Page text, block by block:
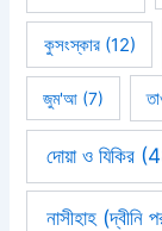
কুসংস্কার(12)
জুম'আ (7)
দোয়া ও যিকির
নাসীহাহ (দ্বীনি